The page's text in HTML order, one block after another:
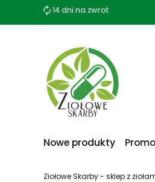
14 dni na zwrot
Nowe produkty
Ziołowe Skarby - sklep z